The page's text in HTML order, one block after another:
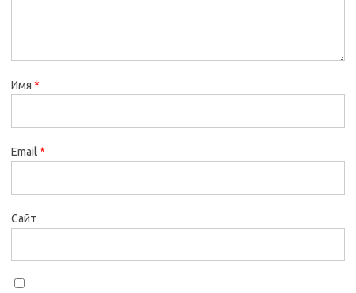
Имя *
Email *
Сайт